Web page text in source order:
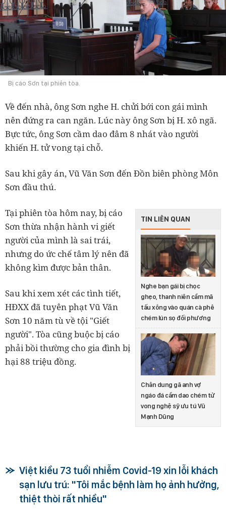
Bị cáo Sơn tại phiên tòa.
Về đến nhà, ông Sơn nghe H. chửi bới con gái mình
nên đứng ra can ngăn. Lúc này ông Sơn bị H. xô ngã.
Bực tức, ông Sơn cầm dao đâm 8 nhát vào người
khiến H. tử vong tại chỗ.
Sau khi gây án, Vũ Văn Sơn đến Đồn biên phòng Môn
Sơn đầu thú.
TIN LIÊN QUAN
Nghe bạn gái bị chọc
ghẹo, thanh niên cầm mã
tấu xông vào quán cà phê
chém lún sọ đối phương
Chân dung gã anh vợ
ngáo đá cầm dao chém tử
vong nghệ sỹ ưu tú Vũ
Mạnh Dũng
Tại phiên tòa hôm nay, bị cáo
Sơn thừa nhận hành vi giết
người của mình là sai trái,
nhưng do ức chế tâm lý nên đã
không kìm được bản thân.
Sau khi xem xét các tình tiết,
HĐXX đã tuyên phạt Vũ Văn
Sơn 10 năm tù về tội "Giết
người". Tòa cũng buộc bị cáo
phải bồi thường cho gia đình bị
hại 88 triệu đồng.
Việt kiều 73 tuổi nhiễm Covid-19 xin lỗi khách
sạn lưu trú: "Tôi mắc bệnh làm họ ảnh hưởng,
thiệt thòi rất nhiều"